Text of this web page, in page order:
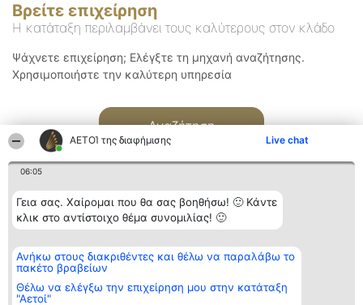
ΑΕΤΟΊ της διαφήμισης Live chat
06:05
Γεια σας. Χαίρομαι που θα σας βοηθήσω! 🙂 Κάντε
κλικ στο αντίστοιχο θέμα συνομιλίας! 🙂
Ανήκω στους διακριθέντες και θέλω να παραλάβω το
πακέτο βραβείων
Θέλω να ελέγξω την επιχείρηση μου στην κατάταξη
"Αετοί"
Βρείτε επιχείρηση
Η κατάταξη περιλαμβάνει τους καλύτερους στον κλάδο
Ψάχνετε επιχείρηση; Ελέγξτε τη μηχανή αναζήτησης.
Χρησιμοποιήστε την καλύτερη υπηρεσία
Αναζήτηση
Διοργανωτής της
κατάταξης
BEAUTIFUL COMPANY
ΤΗΛ. ΕΠΙΚΟΙΝΩΝΙΑΣ:
Κατάταξη
Διακριθέντες
των
διακριθέντων
Επικοινωνία
Επικοινωνία